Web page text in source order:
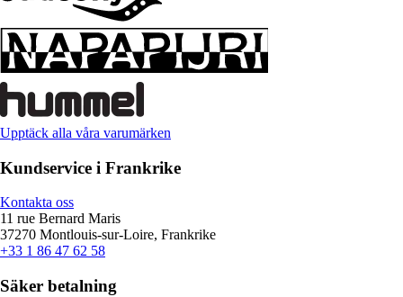
Upptäck alla våra varumärken
Kundservice i Frankrike
Kontakta oss
11 rue Bernard Maris
37270 Montlouis-sur-Loire, Frankrike
+33 1 86 47 62 58
Säker betalning